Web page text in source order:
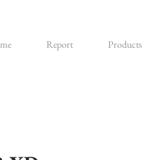
Report Products